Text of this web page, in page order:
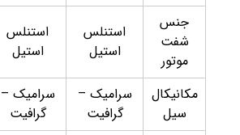
جنس
شفت
موتور
استنلس
استیل
استنلس
استیل
مکانیکال
سیل
سرامیک –
گرافیت
سرامیک –
گرافیت